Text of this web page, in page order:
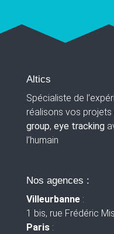
Altics
Spécialiste de
réalisons vos projets
group, eye tracking
l’humain
Nos agences :
Villeurbanne :
1 bis, rue Frédéric
Paris: